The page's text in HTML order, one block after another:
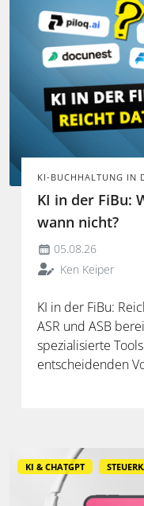
KI-BUCHHALTUNG IN
KI in der FiBu:
wann nicht?
05.08.26
Ken Keiper
KI in der FiBu:
ASR und ASB
spezialisierte
entscheidenden
KI & CHATGPT